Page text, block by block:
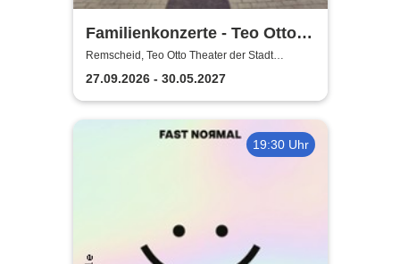
Familienkonzerte - Teo Otto
Theater der Stadt Remscheid
Remscheid, Teo Otto Theater der Stadt
Remscheid
27.09.2026 - 30.05.2027
19:30 Uhr